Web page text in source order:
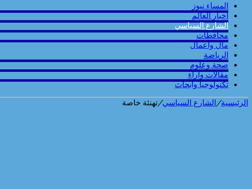
المساء نيوز
أخبار العالم
الشارع السياسي
محافطات
مال واعمال
الرياضة
صحة وعلوم
مقالات وارآء
تكنولوجيا وابحاث
الرئيسية/الشارع السياسي/تهنئة خاصة